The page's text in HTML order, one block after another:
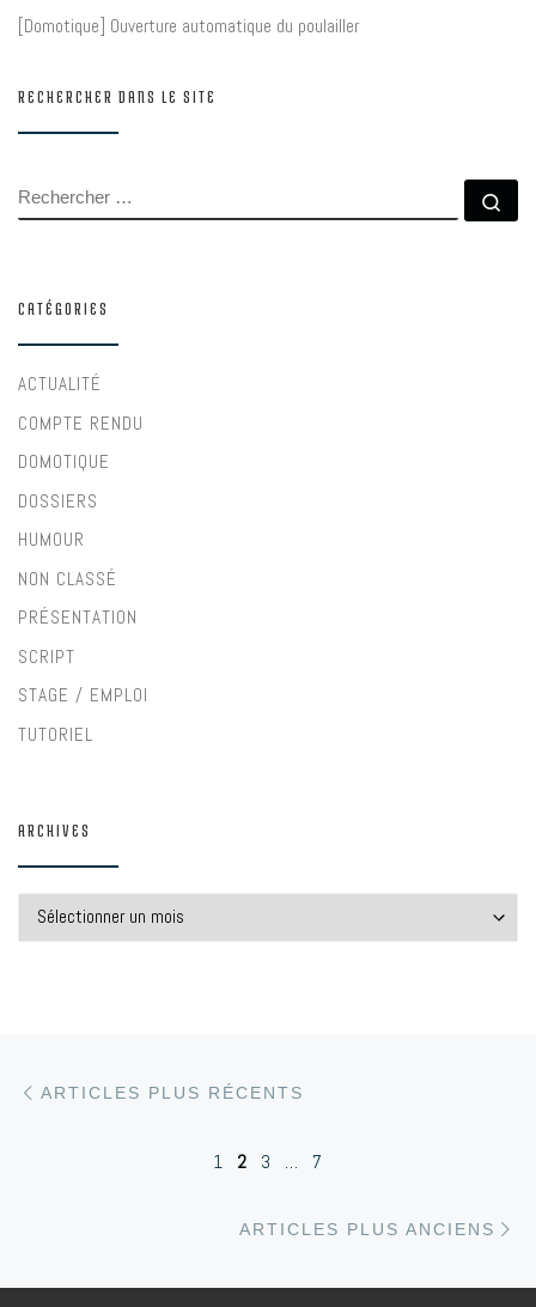
[Domotique] Ouverture automatique du poulailler
RECHERCHER DANS LE SITE
RECHERCHER
CATÉGORIES
ACTUALITÉ
COMPTE RENDU
DOMOTIQUE
DOSSIERS
HUMOUR
NON CLASSÉ
PRÉSENTATION
SCRIPT
STAGE / EMPLOI
TUTORIEL
ARCHIVES
Navigation dans les articles
ARTICLES PLUS RÉCENTS
1 2 3 7
ARTICLES PLUS ANCIENS